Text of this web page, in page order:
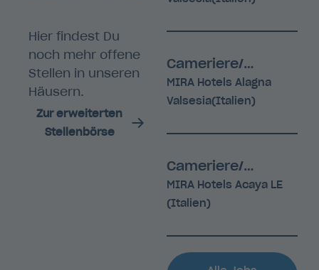
Hier findest Du
noch mehr offene
Stellen in unseren
Häusern.
Zur erweiterten
Stellenbörse
Cameriere/a di Sala (m/f)
MIRA Hotels Alagna
Valsesia(Italien)
Cameriere/a di Sala (m/f)
MIRA Hotels Acaya LE
(Italien)